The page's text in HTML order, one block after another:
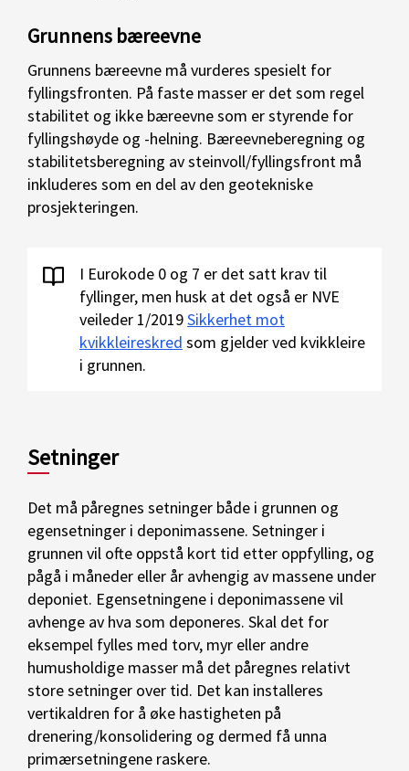
Grunnens bæreevne
Grunnens bæreevne må vurderes spesielt for
fyllingsfronten. På faste masser er det som regel
stabilitet og ikke bæreevne som er styrende for
fyllingshøyde og -helning. Bæreevneberegning og
stabilitetsberegning av steinvoll/fyllingsfront må
inkluderes som en del av den geotekniske
prosjekteringen.
I Eurokode 0 og 7 er det satt krav til
fyllinger, men husk at det også er NVE
veileder 1/2019Sikkerhet mot
kvikkleireskred som gjelder ved kvikkleire
i grunnen.
Setninger
Det må påregnes setninger både i grunnen og
egensetninger i deponimassene. Setninger i
grunnen vil ofte oppstå kort tid etter oppfylling, og
pågå i måneder eller år avhengig av massene under
deponiet. Egensetningene i deponimassene vil
avhenge av hva som deponeres. Skal det for
eksempel fylles med torv, myr eller andre
humusholdige masser må det påregnes relativt
store setninger over tid. Det kan installeres
vertikaldren for å øke hastigheten på
drenering/konsolidering og dermed få unna
primærsetningene raskere.